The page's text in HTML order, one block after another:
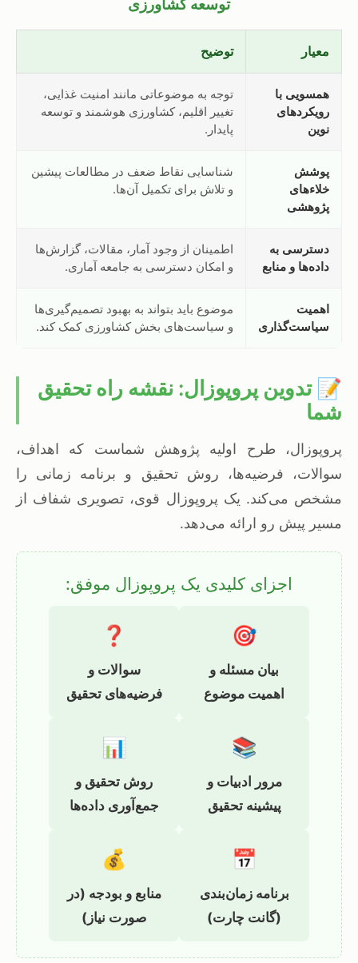
توسعه کشاورزی
معیار توضیح
همسویی با
رویکردهای
نوین
توجه به موضوعاتی مانند امنیت غذایی،
تغییر اقلیم، کشاورزی هوشمند و توسعه
پایدار.
پوشش
خلاءهای
پژوهشی
شناسایی نقاط ضعف در مطالعات پیشین
و تلاش برای تکمیل آن‌ها.
دسترسی به
داده‌ها و منابع
اطمینان از وجود آمار، مقالات، گزارش‌ها
و امکان دسترسی به جامعه آماری.
اهمیت
سیاست‌گذاری
موضوع باید بتواند به بهبود تصمیم‌گیری‌ها
و سیاست‌های بخش کشاورزی کمک کند.
📝 تدوین پروپوزال: نقشه راه تحقیق
شما
پروپوزال، طرح اولیه پژوهش شماست که اهداف،
سوالات، فرضیه‌ها، روش تحقیق و برنامه زمانی را
مشخص می‌کند. یک پروپوزال قوی، تصویری شفاف از
مسیر پیش رو ارائه می‌دهد.
اجزای کلیدی یک پروپوزال موفق:
🎯
بیان مسئله و
اهمیت موضوع
❓
سوالات و
فرضیه‌های تحقیق
📚
مرور ادبیات و
پیشینه تحقیق
📊
روش تحقیق و
جمع‌آوری داده‌ها
📅
برنامه زمان‌بندی
(گانت چارت)
💰
منابع و بودجه (در
صورت نیاز)